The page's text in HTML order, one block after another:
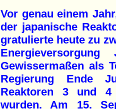
Vor genau einem
der japanische
gratulierte heute zu
Gewissermaßen als
Regierung Ende
Reaktoren 3 und 4
wurden. Am 15.